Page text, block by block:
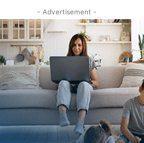
- Advertisement -